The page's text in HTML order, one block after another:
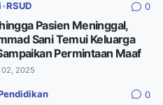
•RSUD 0
Pasien Meninggal,
Sani Temui Keluarga
Permintaan Maaf
02, 2025
0